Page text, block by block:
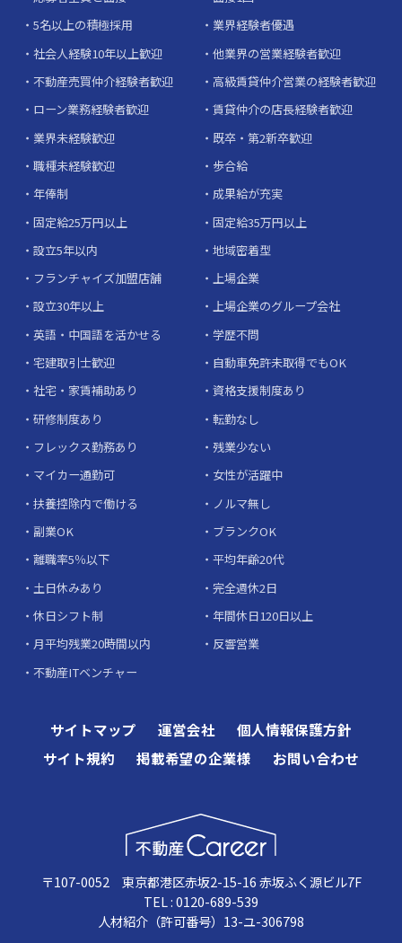
5名以上の積極採用
業界経験者優遇
社会人経験10年以上歓迎
他業界の営業経験者歓迎
不動産売買仲介経験者歓迎
高級賃貸仲介営業の経験者歓迎
ローン業務経験者歓迎
賃貸仲介の店長経験者歓迎
業界未経験歓迎
既卒・第2新卒歓迎
職種未経験歓迎
歩合給
年俸制
成果給が充実
固定給25万円以上
固定給35万円以上
設立5年以内
地域密着型
フランチャイズ加盟店舗
上場企業
設立30年以上
上場企業のグループ会社
英語・中国語を活かせる
学歴不問
宅建取引士歓迎
自動車免許未取得でもOK
社宅・家賃補助あり
資格支援制度あり
研修制度あり
転勤なし
フレックス勤務あり
残業少ない
マイカー通勤可
女性が活躍中
扶養控除内で働ける
ノルマ無し
副業OK
ブランクOK
離職率5％以下
平均年齢20代
土日休みあり
完全週休2日
休日シフト制
年間休日120日以上
月平均残業20時間以内
反響営業
不動産ITベンチャー
サイトマップ 運営会社
個人情報保護方針
サイト規約
掲載希望の企業様 お問い合わせ
〒107-0052 東京都港区赤坂2-15-16 赤坂ふく源ビル7F
TEL : 0120-689-539
人材紹介（許可番号）13-ユ-306798